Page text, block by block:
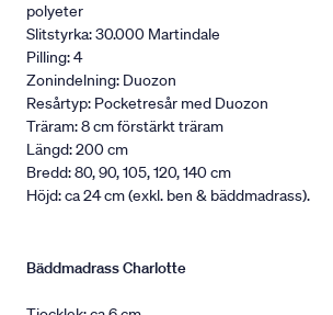
polyeter
Slitstyrka: 30.000 Martindale
Pilling: 4
Zonindelning: Duozon
Resårtyp: Pocketresår med Duozon
Träram: 8 cm förstärkt träram
Längd: 200 cm
Bredd: 80, 90, 105, 120, 140 cm
Höjd: ca 24 cm (exkl. ben & bäddmadrass).
Bäddmadrass Charlotte